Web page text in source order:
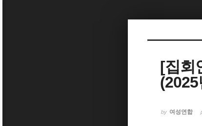
[집회
by 여성연합
Sketchbook5, 스케치북5
Sketchbook5, 스케치북5